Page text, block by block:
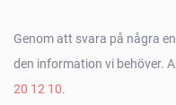
Genom att svara på några
den information vi behöver.
20 12 10.